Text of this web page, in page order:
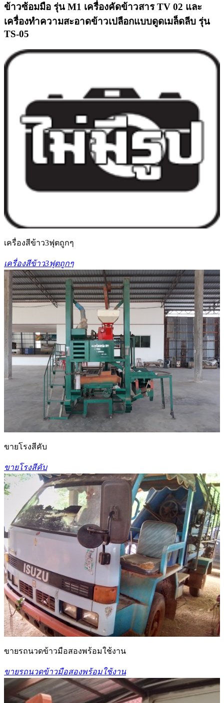
ข้าวซ้อมมือ รุ่น M1 เครื่องคัดข้าวสาร TV 02 และ
เครื่องทำความสะอาดข้าวเปลือกแบบดูดเมล็ดลีบ รุ่น
TS-05
เครื่องสีข้าว3ฟุตถูกๆ
เครื่องสีข้าว3ฟุตถูกๆ
ขายโรงสีคับ
ขายโรงสีคับ
ขายรถนวดข้าวมือสองพร้อมใช้งาน
ขายรถนวดข้าวมือสองพร้อมใช้งาน